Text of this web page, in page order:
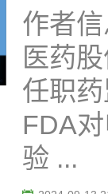
作者
医药
任职
FDA
验 ...